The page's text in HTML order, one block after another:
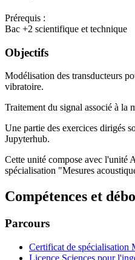
Prérequis :
Bac +2 scientifique et technique
Objectifs
Modélisation des transducteurs
vibratoire.
Traitement du signal associé à la
Une partie des exercices dirigés
Jupyterhub.
Cette unité compose avec l'unité
spécialisation "Mesures
Compétences et
Parcours
Certificat de spécialisation
Licence Sciences pour